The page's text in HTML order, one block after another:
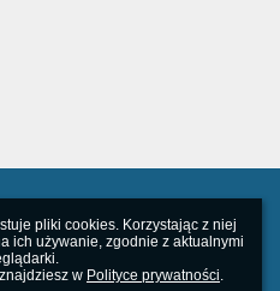
pliki cookies. Korzystając z niej
ich używanie, zgodnie z aktualnymi
w Polityce prywatności.